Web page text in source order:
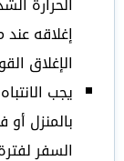
إغلاقه
الإغلاق
يجب
بالمنزل أو
السفر